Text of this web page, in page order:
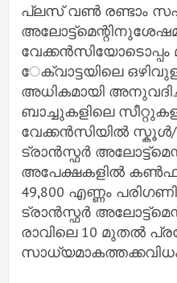
പ്ലസ് വണ്‍ രണ്ടാം
വേക്കൻസിയോടൊപ്പം
േക്വാട്ടയിലെ
അധികമായി
ബാച്ചുകളിലെ
വേക്കൻസിയില്‍
ട്രാൻസ്ഫര്‍
അപേക്ഷകളില്‍
49,800 എണ്ണം
ട്രാൻസ്ഫര്‍
രാവിലെ 10 മുതല്‍
സാധ്യമാകത്തക്കവിധം